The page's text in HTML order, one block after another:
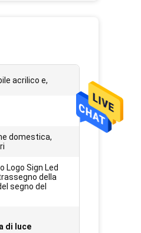
acrilico e,
domestica,
Logo Sign Led
della
segno del
di luce